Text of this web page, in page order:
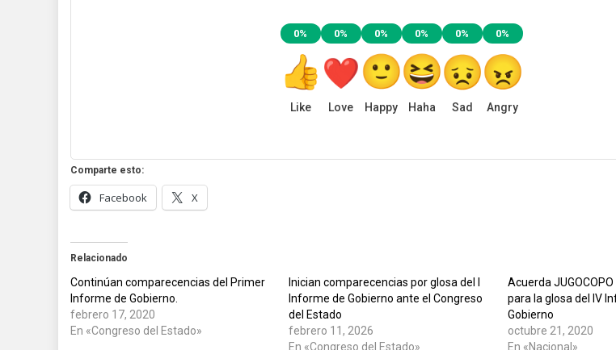
0%
Like
0%
Love
0%
Happy
0%
Haha
0%
Sad
0%
Angry
Comparte esto:
Facebook X
Relacionado
Continúan comparecencias del Primer
Informe de Gobierno.
febrero 17, 2020
En «Congreso del Estado»
Inician comparecencias por glosa del I
Informe de Gobierno ante el Congreso
del Estado
febrero 11, 2026
En «Congreso del Estado»
Acuerda
para la glosa del IV
Gobierno
octubre 21, 2020
En «Nacional»